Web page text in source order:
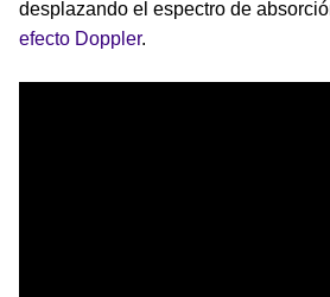
desplazando el espectro de
efecto Doppler.